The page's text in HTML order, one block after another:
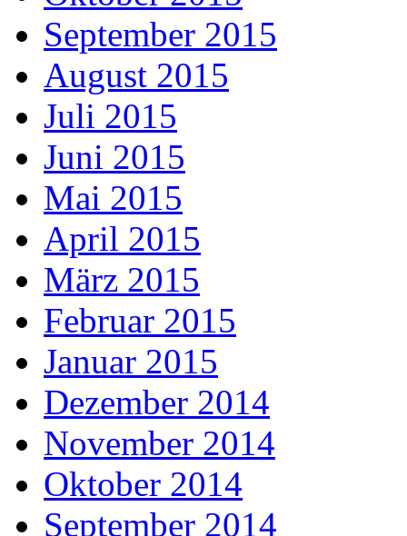
September 2015
August 2015
Juli 2015
Juni 2015
Mai 2015
April 2015
März 2015
Februar 2015
Januar 2015
Dezember 2014
November 2014
Oktober 2014
September 2014